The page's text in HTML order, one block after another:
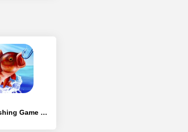
Grand Fishing Game - реальная рыбалка в море